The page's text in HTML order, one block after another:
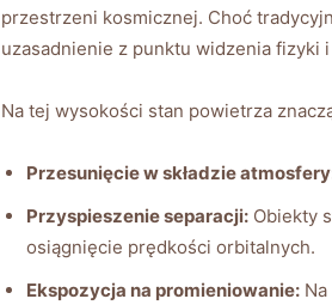
przestrzeni kosmicznej. Choć
uzasadnienie z punktu widzenia fizyki
Na tej wysokości stan powietrza
Przesunięcie w składzie
Przyspieszenie separacji: Obiekty
osiągnięcie prędkości orbitalnych.
Ekspozycja na promieniowanie: